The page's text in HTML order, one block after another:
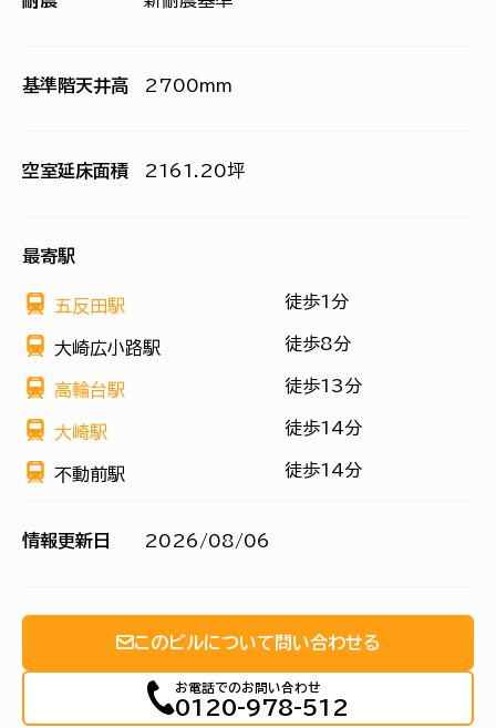
基準階天井高 2700mm
空室延床面積 2161.20坪
最寄駅
五反田駅 徒歩1分
大崎広小路駅 徒歩8分
高輪台駅 徒歩13分
大崎駅 徒歩14分
不動前駅 徒歩14分
情報更新日 2026/08/06
このビルについて問い合わせる
お電話でのお問い合わせ
0120-978-512